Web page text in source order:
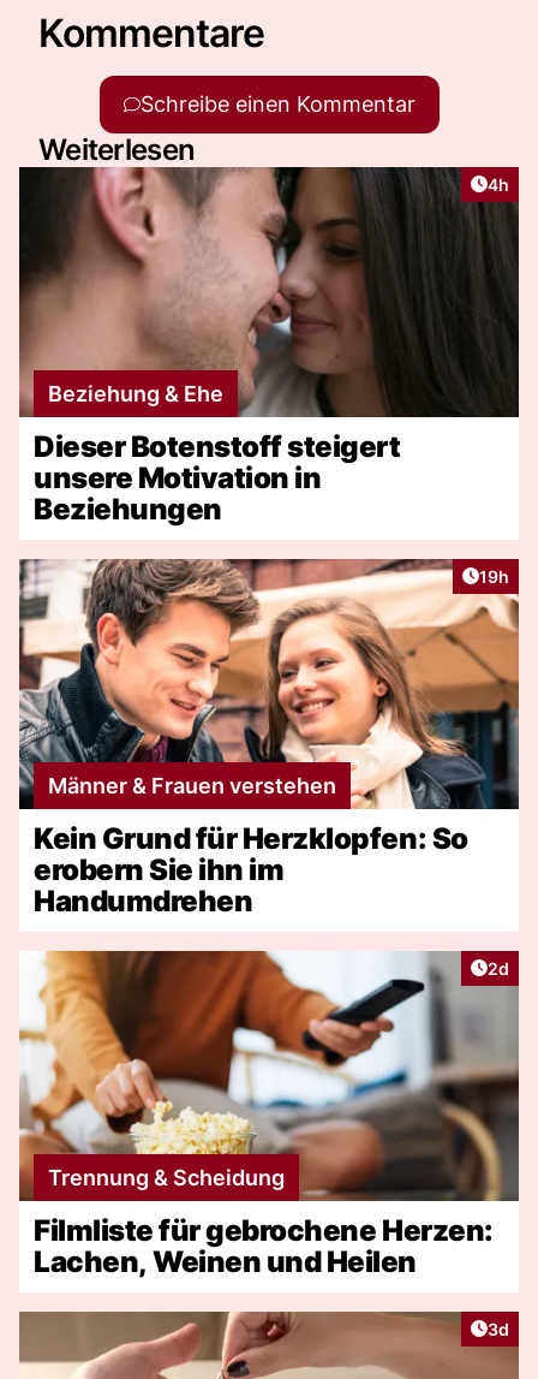
Kommentare
Schreibe einen Kommentar
Weiterlesen
4h
Beziehung & Ehe
Dieser Botenstoff steigert
unsere Motivation in
Beziehungen
Artikel
19h
Männer & Frauen verstehen
Kein Grund für Herzklopfen: So
erobern Sie ihn im
Handumdrehen
2d
Trennung & Scheidung
Filmliste für gebrochene Herzen:
Lachen, Weinen und Heilen
3d